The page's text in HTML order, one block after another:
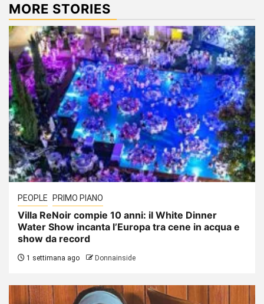
MORE STORIES
PEOPLE PRIMO PIANO
Villa ReNoir compie 10 anni: il White Dinner
Water Show incanta l’Europa tra cene in acqua e
show da record
1 settimana ago Donnainside